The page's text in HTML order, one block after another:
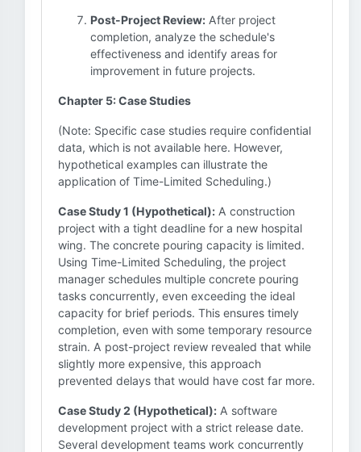
Post-Project Review: After project
completion, analyze the schedule's
effectiveness and identify areas for
improvement in future projects.
Chapter 5: Case Studies
(Note: Specific case studies require confidential
data, which is not available here. However,
hypothetical examples can illustrate the
application of Time-Limited Scheduling.)
Case Study 1 (Hypothetical): A construction
project with a tight deadline for a new hospital
wing. The concrete pouring capacity is limited.
Using Time-Limited Scheduling, the project
manager schedules multiple concrete pouring
tasks concurrently, even exceeding the ideal
capacity for brief periods. This ensures timely
completion, even with some temporary resource
strain. A post-project review revealed that while
slightly more expensive, this approach
prevented delays that would have cost far more.
Case Study 2 (Hypothetical): A software
development project with a strict release date.
Several development teams work concurrently